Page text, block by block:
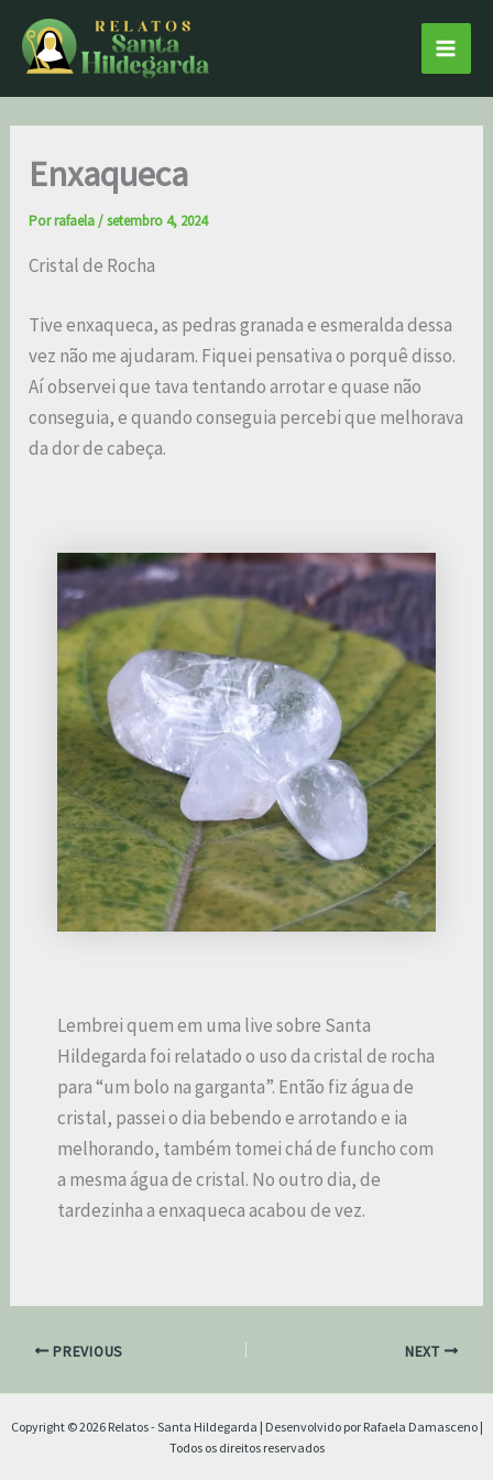
para
Main
Enxaqueca
Porrafaela/setembro 4, 2024
Cristal de Rocha
Tive enxaqueca, as pedras granada e esmeralda dessa
vez não me ajudaram. Fiquei pensativa o porquê disso.
Aí observei que tava tentando arrotar e quase não
conseguia, e quando conseguia percebi que melhorava
da dor de cabeça.
Lembrei quem em uma live sobre Santa
Hildegarda foi relatado o uso da cristal de rocha
para “um bolo na garganta”. Então fiz água de
cristal, passei o dia bebendo e arrotando e ia
melhorando, também tomei chá de funcho com
a mesma água de cristal. No outro dia, de
tardezinha a enxaqueca acabou de vez.
PREVIOUS NEXT
Copyright © 2026 Relatos - Santa Hildegarda | Desenvolvido por Rafaela Damasceno |
Todos os direitos reservados